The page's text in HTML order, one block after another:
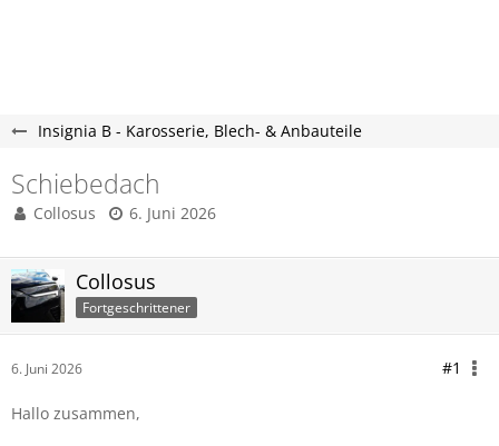
Insignia B - Karosserie, Blech- & Anbauteile
Schiebedach
Collosus 6. Juni 2026
Collosus
Fortgeschrittener
6. Juni 2026 #1
Hallo zusammen,